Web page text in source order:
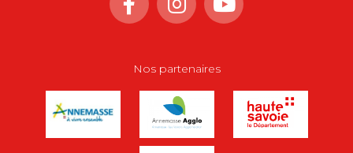
Nos partenaires